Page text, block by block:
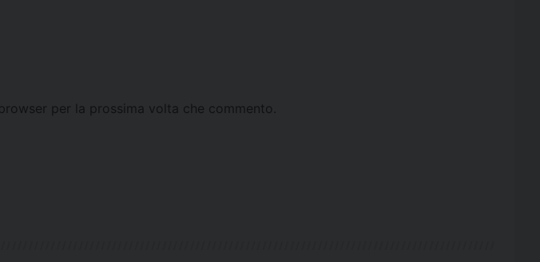
per la prossima volta che commento.